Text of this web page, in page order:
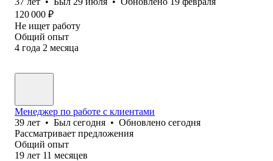
120 000 ₽
Не ищет работу
Общий опыт
4 года 2 месяца
Менеджер по работе с клиентами
39 лет • Был сегодня • Обновлено сегодня
Рассматривает предложения
Общий опыт
19 лет 11 месяцев